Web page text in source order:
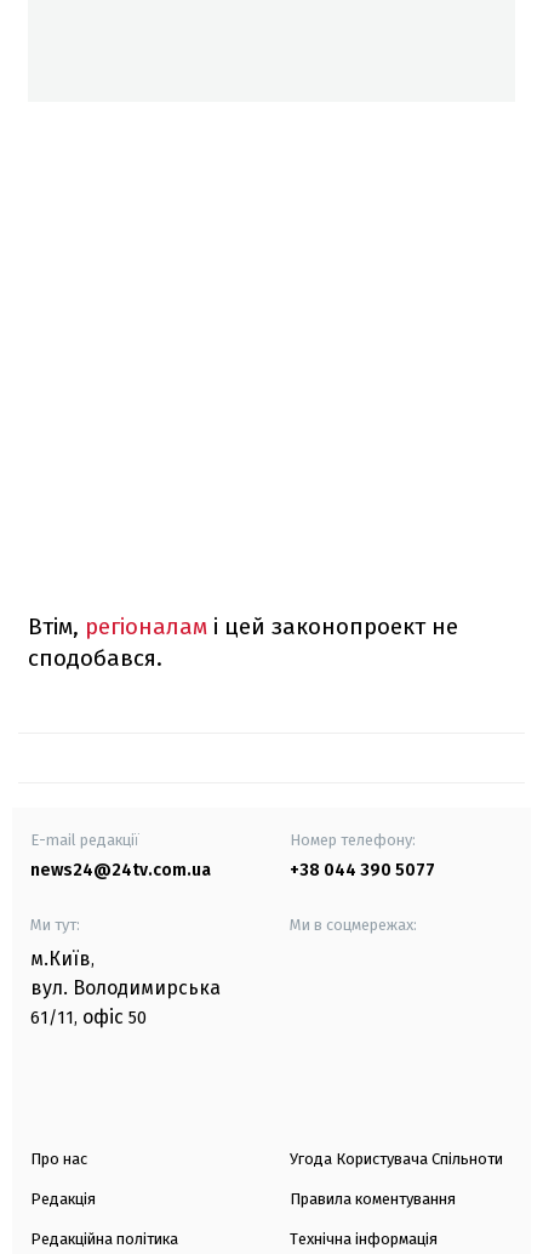
Втім, регіоналам і цей законопроект не
сподобався.
E-mail редакції
news24@24tv.com.ua
Номер телефону:
+38 044 390 5077
Ми тут:
м.Київ,
вул. Володимирська
61/11, офіс 50
Ми в соцмережах:
Про нас
Редакція
Редакційна політика
Угода Користувача Спільноти
Правила коментування
Технічна інформація